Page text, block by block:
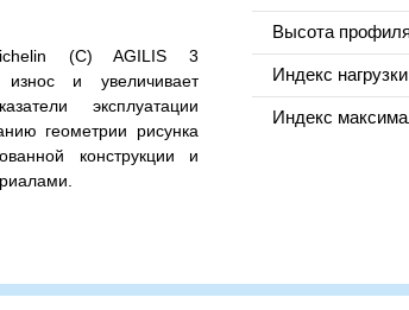
(С) AGILIS 3
износ и увеличивает
эксплуатации
геометрии рисунка
конструкции и
Высота профиля
Индекс нагрузки
Индекс